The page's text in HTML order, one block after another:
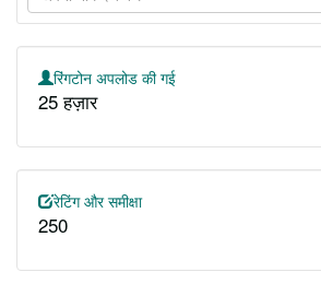
रिंगटोन अपलोड की गई
25 हज़ार
रेटिंग और समीक्षा
250